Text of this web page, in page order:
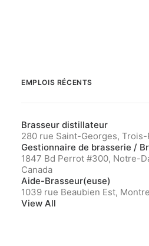
EMPLOIS RÉCENTS
Brasseur distillateur
280 rue Saint-Georges, Trois-
Gestionnaire de brasserie /
1847 Bd Perrot #300, Notre-
Canada
Aide-Brasseur(euse)
1039 rue Beaubien Est,
View All